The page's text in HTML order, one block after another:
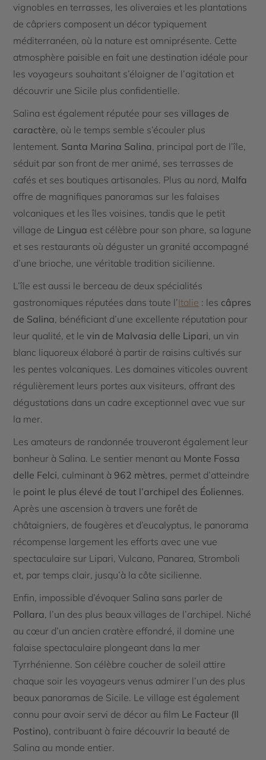
vignobles en terrasses, les oliveraies et les plantations
de câpriers composent un décor typiquement
méditerranéen, où la nature est omniprésente. Cette
atmosphère paisible en fait une destination idéale pour
les voyageurs souhaitant s’éloigner de l’agitation et
découvrir une Sicile plus confidentielle.
Salina est également réputée pour sesvillages de
caractère, où le temps semble s’écouler plus
lentement. Santa Marina Salina, principal port de l’île,
séduit par son front de mer animé, ses terrasses de
cafés et ses boutiques artisanales. Plus au nord, Malfa
offre de magnifiques panoramas sur les falaises
volcaniques et les îles voisines, tandis que le petit
village de Lingua est célèbre pour son phare, sa lagune
et ses restaurants où déguster un granité accompagné
d’une brioche, une véritable tradition sicilienne.
L’île est aussi le berceau de deux spécialités
gastronomiques réputées dans toute l’Italie : les câpres
de Salina, bénéficiant d’une excellente réputation pour
leur qualité, et levin de Malvasia delle Lipari, un vin
blanc liquoreux élaboré à partir de raisins cultivés sur
les pentes volcaniques. Les domaines viticoles ouvrent
régulièrement leurs portes aux visiteurs, offrant des
dégustations dans un cadre exceptionnel avec vue sur
la mer.
Les amateurs de randonnée trouveront également leur
bonheur à Salina. Le sentier menant au Monte Fossa
delle Felci, culminant à 962 mètres, permet d’atteindre
le point le plus élevé de tout l’archipel des Éoliennes.
Après une ascension à travers une forêt de
châtaigniers, de fougères et d’eucalyptus, le panorama
récompense largement les efforts avec une vue
spectaculaire sur Lipari, Vulcano, Panarea, Stromboli
et, par temps clair, jusqu’à la côte sicilienne.
Enfin, impossible d’évoquer Salina sans parler de
Pollara, l’un des plus beaux villages de l’archipel. Niché
au cœur d’un ancien cratère effondré, il domine une
falaise spectaculaire plongeant dans la mer
Tyrrhénienne. Son célèbre coucher de soleil attire
chaque soir les voyageurs venus admirer l’un des plus
beaux panoramas de Sicile. Le village est également
connu pour avoir servi de décor au film Le Facteur (Il
Postino), contribuant à faire découvrir la beauté de
Salina au monde entier.